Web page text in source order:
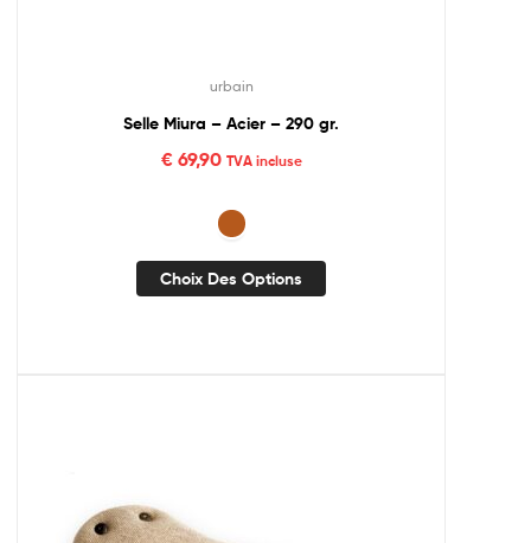
urbain
Selle Miura – Acier – 290 gr.
€69,90 TVA incluse
Choix Des Options